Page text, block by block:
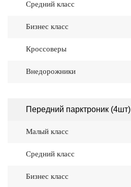
Средний класс
Бизнес класс
Кроссоверы
Внедорожники
Передний парктроник (4шт)
Малый класс
Средний класс
Бизнес класс